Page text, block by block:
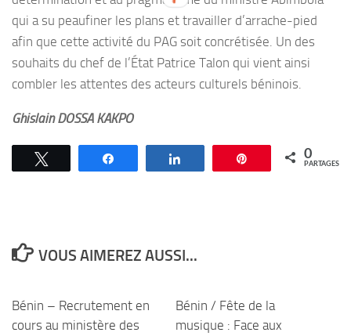
qui a su peaufiner les plans et travailler d’arrache-pied
afin que cette activité du PAG soit concrétisée. Un des
souhaits du chef de l’État Patrice Talon qui vient ainsi
combler les attentes des acteurs culturels béninois.
Ghislain DOSSA KAKPO
Épingle 0
PARTAGES
VOUS AIMEREZ AUSSI...
Bénin – Recrutement en
cours au ministère des
Bénin / Fête de la
musique : Face aux